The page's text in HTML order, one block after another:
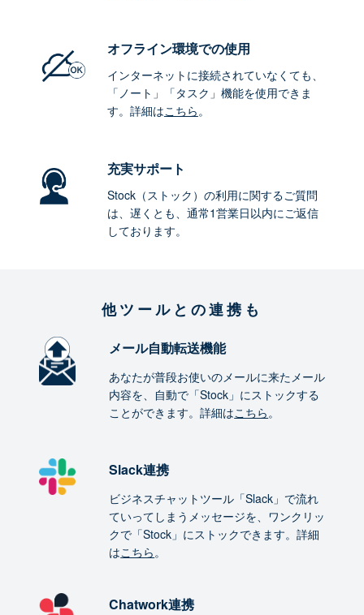
オフライン環境での使用
インターネットに接続されていなくても、
「ノート」「タスク」機能を使用できま
す。詳細はこちら。
充実サポート
Stock（ストック）の利用に関するご質問
は、遅くとも、通常1営業日以内にご返信
しております。
他ツールとの連携も
メール自動転送機能
あなたが普段お使いのメールに来たメール
内容を、自動で「Stock」にストックする
ことができます。詳細はこちら。
Slack連携
ビジネスチャットツール「Slack」で流れ
ていってしまうメッセージを、ワンクリッ
クで「Stock」にストックできます。詳細
はこちら。
Chatwork連携